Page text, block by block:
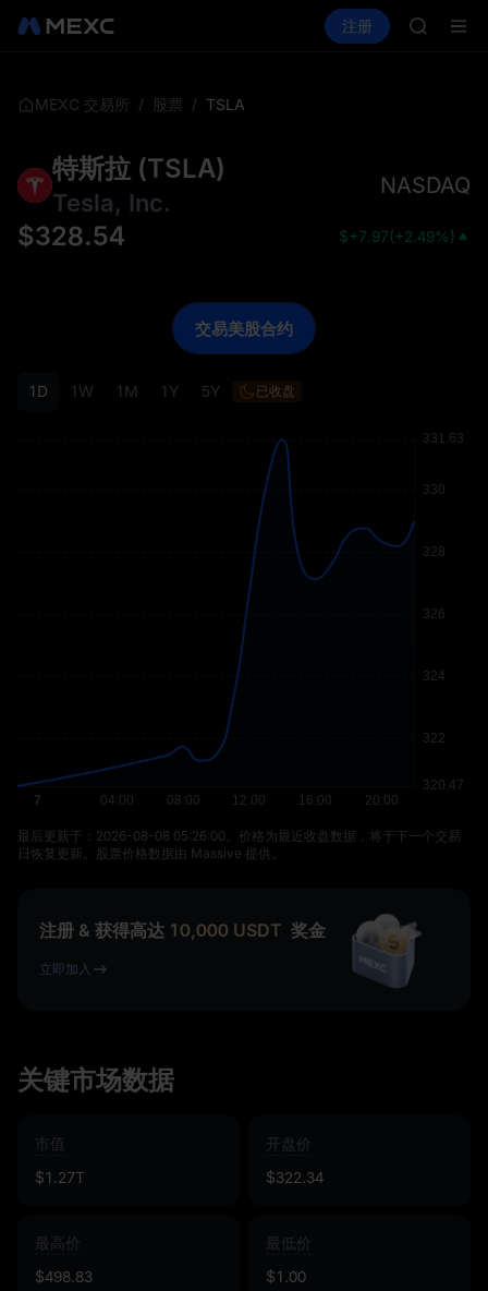
SPCX 理财 活
注册
AAOI
MEXC 交易所 / 股票 / TSLA
特斯拉 (TSLA)
Tesla, Inc.
NASDAQ
$328.54 $+7.97(+2.49%)
1D 1W 1M 1Y 5Y 已收盘
最后更新于：⁦2026-08-08 05:26:00⁩。价格为最近收盘数据，将于下一个交易
日恢复更新。股票价格数据由 Massive 提供。
交易美股合约
注册 & 获得高达 10,000 USDT 奖金
立即加入
关键市场数据
市值
$1.27T
开盘价
$322.34
最高价
$498.83
最低价
$1.00